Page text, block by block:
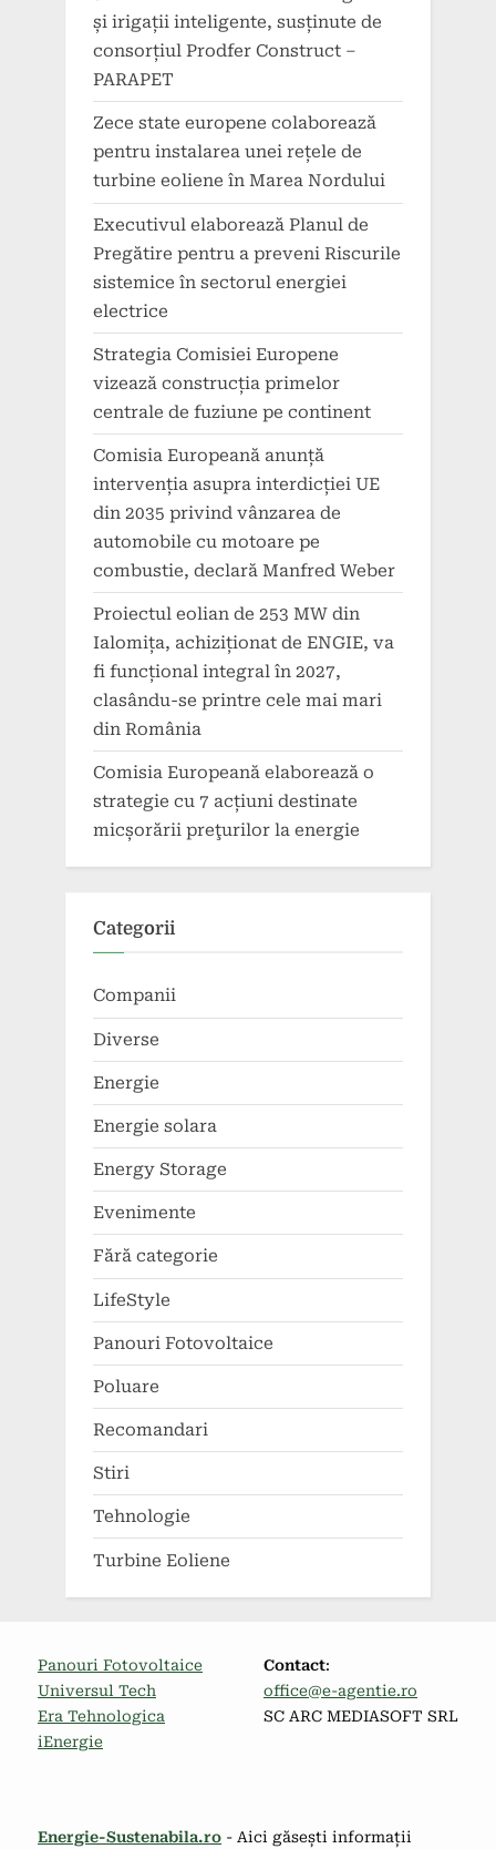
și irigații inteligente, susținute de
consorțiul Prodfer Construct –
PARAPET
Zece state europene colaborează
pentru instalarea unei rețele de
turbine eoliene în Marea Nordului
Executivul elaborează Planul de
Pregătire pentru a preveni Riscurile
sistemice în sectorul energiei
electrice
Strategia Comisiei Europene
vizează construcția primelor
centrale de fuziune pe continent
Comisia Europeană anunță
intervenția asupra interdicției UE
din 2035 privind vânzarea de
automobile cu motoare pe
combustie, declară Manfred Weber
Proiectul eolian de 253 MW din
Ialomița, achiziționat de ENGIE, va
fi funcțional integral în 2027,
clasându-se printre cele mai mari
din România
Comisia Europeană elaborează o
strategie cu 7 acțiuni destinate
micșorării preţurilor la energie
Categorii
Companii
Diverse
Energie
Energie solara
Energy Storage
Evenimente
Fără categorie
LifeStyle
Panouri Fotovoltaice
Poluare
Recomandari
Stiri
Tehnologie
Turbine Eoliene
Panouri Fotovoltaice
Universul Tech
Era Tehnologica
iEnergie
Contact:
office@e-agentie.ro
SC ARC MEDIASOFT SRL
Energie-Sustenabila.ro - Aici găsești informații